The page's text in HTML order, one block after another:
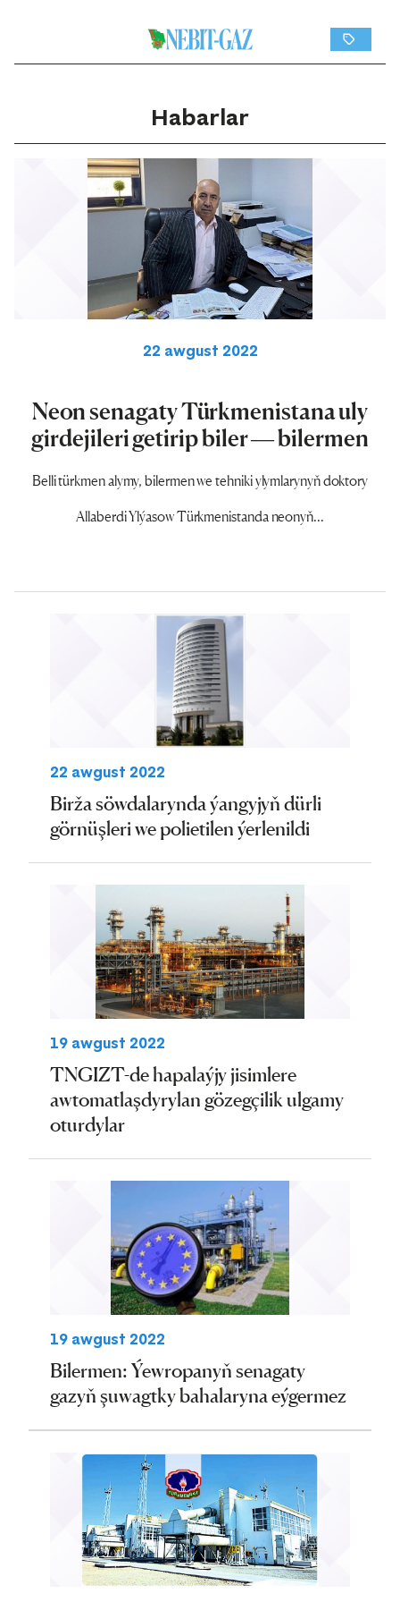
Habarlar
22 awgust 2022
Neon senagaty Türkmenistana uly
girdejileri getirip biler — bilermen
Belli türkmen alymy, bilermen we tehniki ylymlarynyň doktory
Allaberdi Ylýasow Türkmenistanda neonyň...
22 awgust 2022
Birža söwdalarynda ýangyjyň dürli
görnüşleri we polietilen ýerlenildi
19 awgust 2022
TNGIZT-de hapalaýjy jisimlere
awtomatlaşdyrylan gözegçilik ulgamy
oturdylar
19 awgust 2022
Bilermen: Ýewropanyň senagaty
gazyň şuwagtky bahalaryna eýgermez